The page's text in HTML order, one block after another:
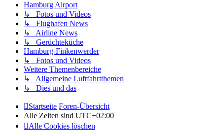
Hamburg Airport
↳ Fotos und Videos
↳ Flughafen News
↳ Airline News
↳ Gerüchteküche
Hamburg-Finkenwerder
↳ Fotos und Videos
Weitere Themenbereiche
↳ Allgemeine Luftfahrtthemen
↳ Dies und das
Startseite Foren-Übersicht
Alle Zeiten sind UTC+02:00
Alle Cookies löschen